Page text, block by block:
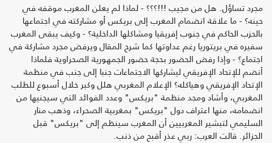
مجرد تساؤل. هل من مجيب !!!؟؟؟ - لماذا لم يعلن المغرب موقفه في
حينه؟ - ما علاقة انضمام المغرب إلى بريكس أو مشاركته في اجتماعها
بالحزب الحاكم في جنوب إفريقيا ومشاكلها الداخلية؟ - وكيف يبقى المغرب
سفيره في بريتوريا رغم عداوتها كما شرح المقال ويرفض مجرد مشاركة في
اجتماع؟ - وإذا رفض الحضور بحجة حضور الجمهورية الصحراوية فلماذا
أنضم للإتحاد الإفريقي ليشاركها الاجتماعات جنبا إلى جنب في منظمة
الإتحاد الإفريقي وهياكله؟ الإعلام المغربي هلل وكبر خلال أسبوع للطلب
المغربي، وأشاد ومجد منظمة "بريكس" وعدد الفوائد التي سيجنيها من
انضمامه، منها اعتراف دول "بريكس" بمغربية الصحراء، وذهب منار
السليمي لتبشير المغربيين أن المغرب سينظم إلى "بريكس" قبل
الجزائر. قالت العرب: ربي عذر أقبح من ذنب.